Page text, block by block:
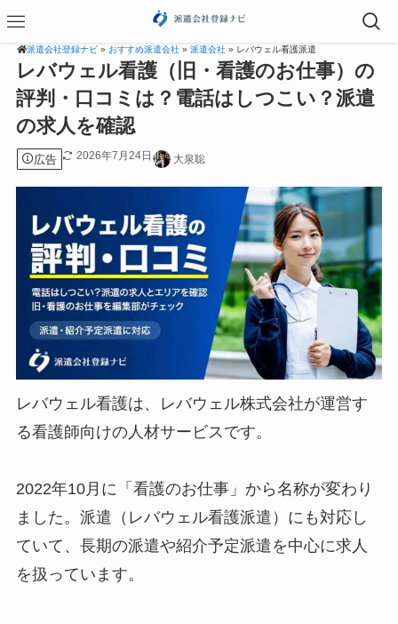
派遣会社登録ナビ » おすすめ派遣会社 »派遣会社 » レバウェル看護派遣
レバウェル看護（旧・看護のお仕事）の
評判・口コミは？電話はしつこい？派遣
の求人を確認
広告 2026年7月24日 大泉聡
レバウェル看護は、レバウェル株式会社が運営す
る看護師向けの人材サービスです。
2022年10月に「看護のお仕事」から名称が変わり
ました。派遣（レバウェル看護派遣）にも対応し
ていて、長期の派遣や紹介予定派遣を中心に求人
を扱っています。